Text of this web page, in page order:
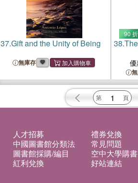
37.Gift and the Unity of Being
無庫存
90 折
38.
優
人才招募 禮券兌換
中國圖書館分類法 常見問題
圖書館採購/編目 空中大學購書
紅利兌換 好站連結